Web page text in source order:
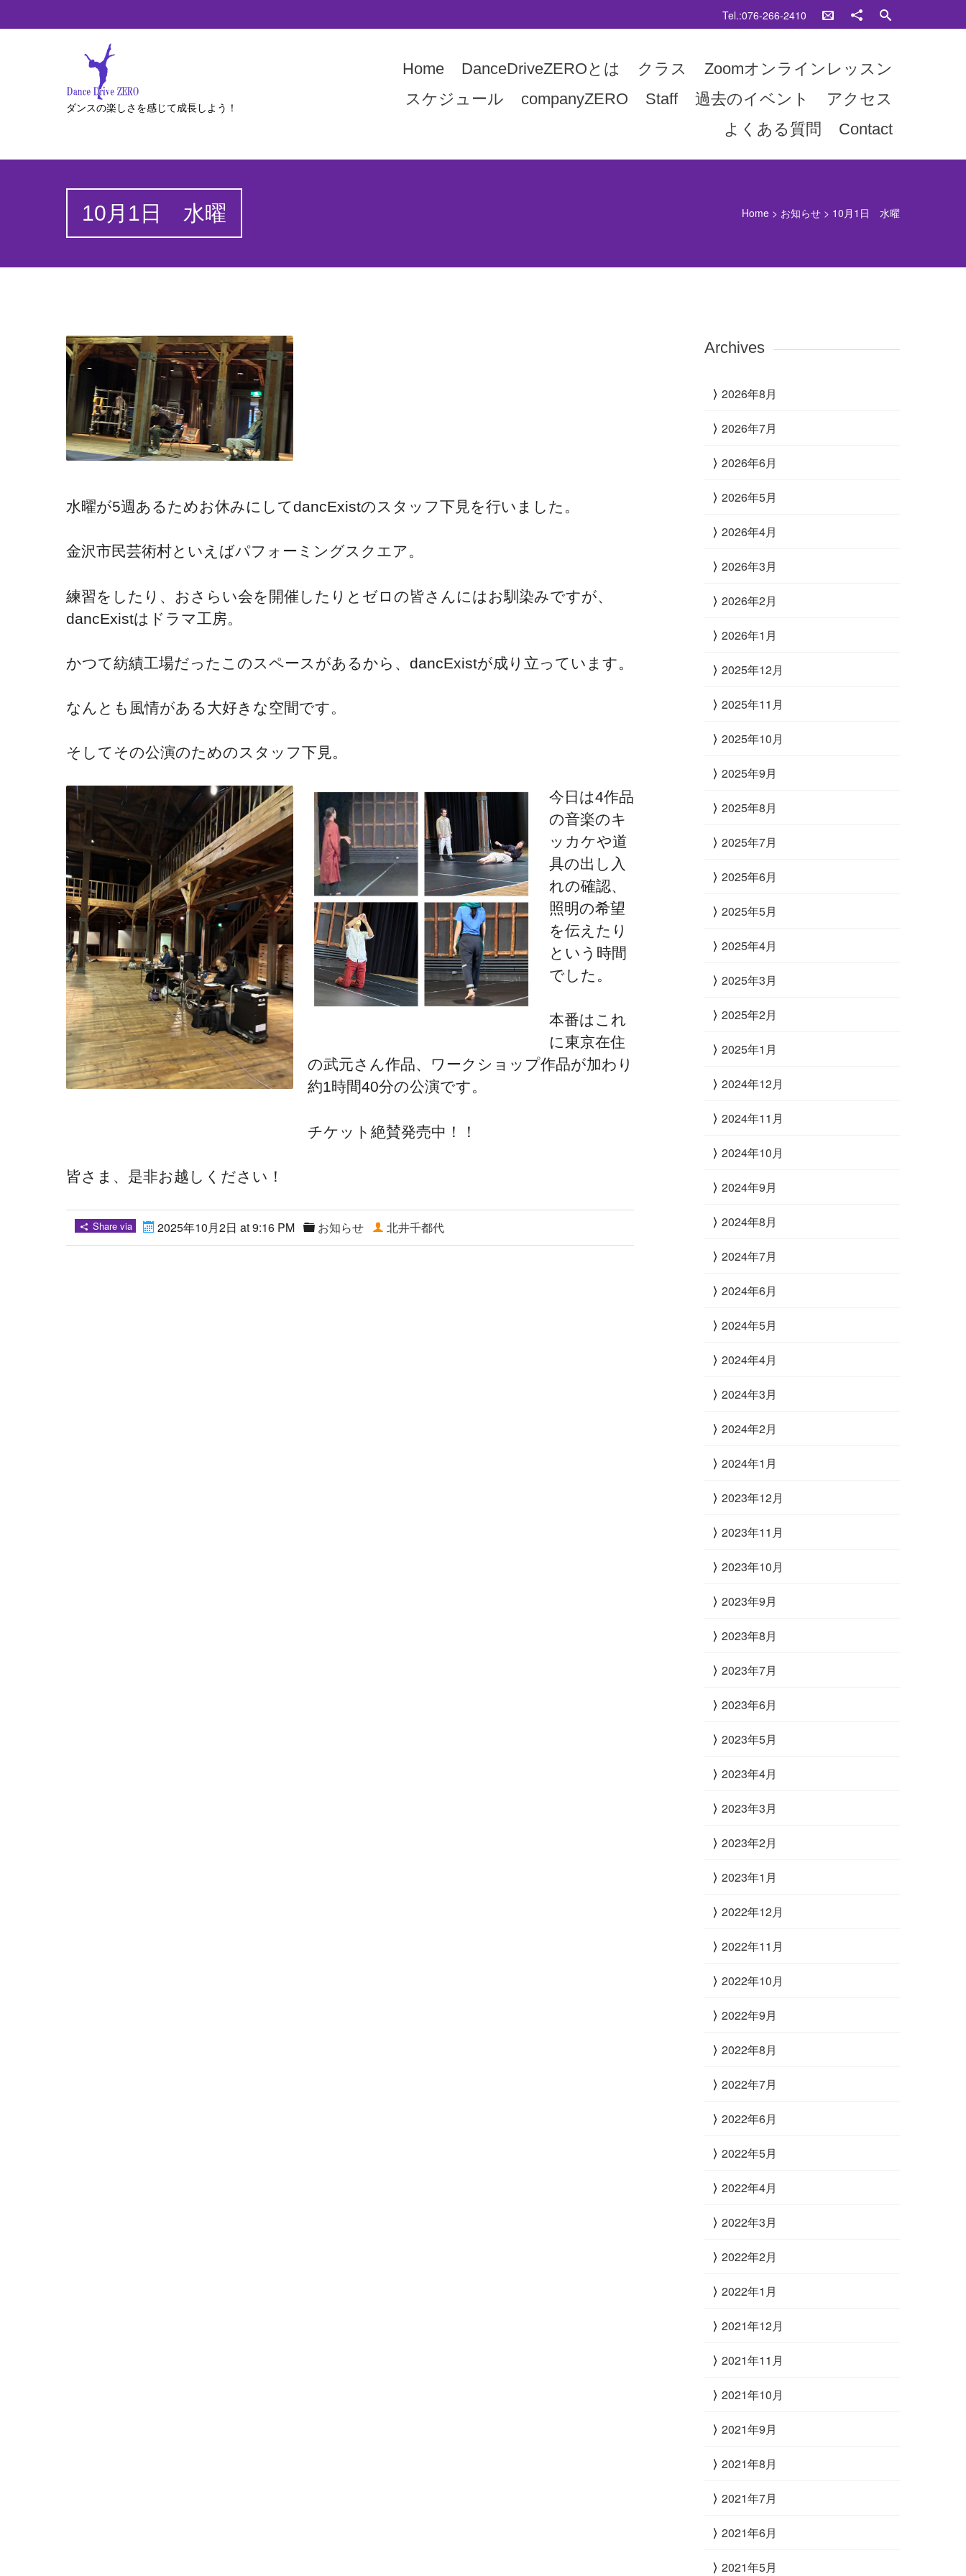
Tel.:076-266-2410
ダンスの楽しさを感じて成長しよう！
Home DanceDriveZEROとは クラス
Zoomオンラインレッスン
スケジュール
companyZERO Staff 過去のイベント
アクセス
よくある質問
Contact
10月1日 水曜 Home > お知らせ > 10月1日 水曜
水曜が5週あるためお休みにしてdancExistのスタッフ下見を行いました。
金沢市民芸術村といえばパフォーミングスクエア。
練習をしたり、おさらい会を開催したりとゼロの皆さんにはお馴染みですが、
dancExistはドラマ工房。
かつて紡績工場だったこのスペースがあるから、dancExistが成り立っています。
なんとも風情がある大好きな空間です。
そしてその公演のためのスタッフ下見。
今日は4作品
の音楽のキ
ッカケや道
具の出し入
れの確認、
照明の希望
を伝えたり
という時間
でした。
本番はこれ
に東京在住
の武元さん作品、ワークショップ作品が加わり
約1時間40分の公演です。
チケット絶賛発売中！！
皆さま、是非お越しください！
Share via 2025年10月2日 at 9:16 PM お知らせ 北井千都代
Archives
2026年8月
2026年7月
2026年6月
2026年5月
2026年4月
2026年3月
2026年2月
2026年1月
2025年12月
2025年11月
2025年10月
2025年9月
2025年8月
2025年7月
2025年6月
2025年5月
2025年4月
2025年3月
2025年2月
2025年1月
2024年12月
2024年11月
2024年10月
2024年9月
2024年8月
2024年7月
2024年6月
2024年5月
2024年4月
2024年3月
2024年2月
2024年1月
2023年12月
2023年11月
2023年10月
2023年9月
2023年8月
2023年7月
2023年6月
2023年5月
2023年4月
2023年3月
2023年2月
2023年1月
2022年12月
2022年11月
2022年10月
2022年9月
2022年8月
2022年7月
2022年6月
2022年5月
2022年4月
2022年3月
2022年2月
2022年1月
2021年12月
2021年11月
2021年10月
2021年9月
2021年8月
2021年7月
2021年6月
2021年5月